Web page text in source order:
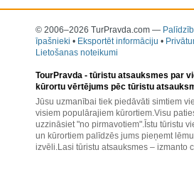
© 2006–2026 TurPravda.com —
īpašnieki • Eksportēt informāciju •
Lietošanas noteikumi
TourPravda - tūristu atsauksmes par
kūrortu vērtējums pēc tūristu
Jūsu uzmanībai tiek piedāvāti simtiem
visiem populārajiem kūrortiem.Visu
uzzināsiet "no pirmavotiem".Īstu tūristu
un kūrortiem palīdzēs jums pieņemt
izvēli.Lasi tūristu atsauksmes – izmanto